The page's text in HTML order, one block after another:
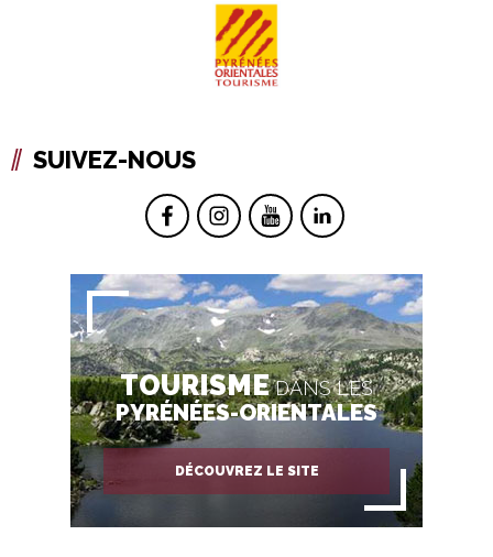
SUIVEZ-NOUS
TOURISMEDANS LES
PYRÉNÉES-ORIENTALES
DÉCOUVREZ LE SITE